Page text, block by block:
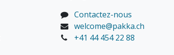
Contactez-nous
welcome@pakka.ch
+41 44 454 22 88